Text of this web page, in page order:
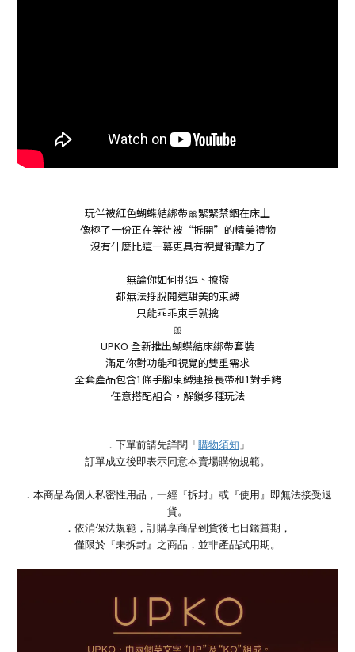
玩伴被紅色蝴蝶結綁帶🎀緊緊禁錮在床上
像極了一份正在等待被“拆開”的精美禮物
沒有什麼比這一幕更具有視覺衝擊力了
無論你如何挑逗、撩撥
都無法掙脫開這甜美的束縛
只能乖乖束手就擒
🎀
UPKO 全新推出蝴蝶結床綁帶套裝
滿足你對功能和視覺的雙重需求
全套產品包含1條手腳束縛連接長帶和1對手銬
任意搭配組合，解鎖多種玩法
．下單前請先詳閱「 購物須知 」
訂單成立後即表示同意本賣場購物規範。
．本商品為個人私密性用品，一經『拆封』或『使用』即無法接受退
貨。
．依消保法規範，訂購享商品到貨後七日鑑賞期，
僅限於『未拆封』之商品，並非產品試用期。